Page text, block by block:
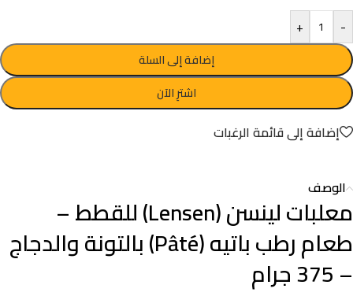
-
+
إضافة إلى السلة
اشترِ الآن
إضافة إلى قائمة الرغبات
الوصف
معلبات لينسن (Lensen) للقطط –
طعام رطب باتيه (Pâté) بالتونة والدجاج
– 375 جرام